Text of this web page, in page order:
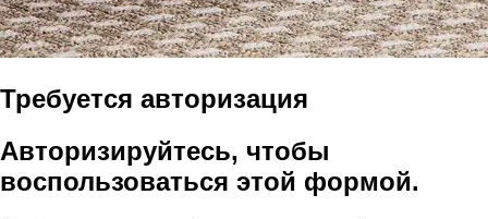
Требуется авторизация
Авторизируйтесь, чтобы
воспользоваться этой формой.